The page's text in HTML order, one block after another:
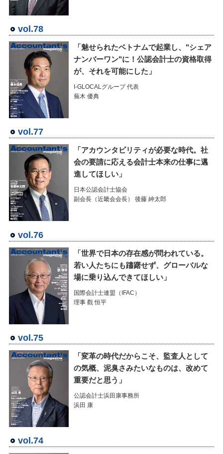
vol.78
「魅せられたベトナムで起業し、"シェア
ナンバーワン"に！公認会計士の資格取得
が、それを可能にした」
I-GLOCALグループ 代表
蕪木 優典
vol.77
「アカウンタビリティが必要な時代。社
会の要請に応える会計士本来の仕事に邁
進してほしい」
日本公認会計士協会
副会長（近畿会会長） 後藤 紳太郎
vol.76
「世界で日本の存在感が問われている。
若い人たちにも躊躇せず、グローバルな
場に乗り込んできてほしい」
国際会計士連盟（IFAC）
理事 觀 恒平
vol.75
「変革の時代だからこそ、監査人として
の気概、泥臭さみたいなものは、改めて
重要だと思う」
公認会計士浜田康事務所
浜田 康
vol.74